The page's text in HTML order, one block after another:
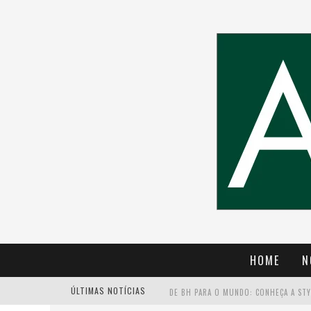
HOME
ÚLTIMAS NOTÍCIAS